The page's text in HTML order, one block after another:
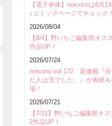
【電子単体】noicomiは8月
♪コミックページでチェック！
2026/08/04
【8/4】野いちご編集部オス
作品UP！
2026/07/24
noicomi vol.172 新連載『合
た人は兄でした。』が表紙
場！
2026/07/21
【7/21】野いちご編集部オ
2作品UP！